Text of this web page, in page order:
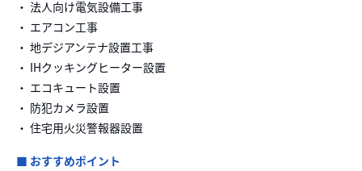
・ 法人向け電気設備工事
・ エアコン工事
・ 地デジアンテナ設置工事
・ IHクッキングヒーター設置
・ エコキュート設置
・ 防犯カメラ設置
・ 住宅用火災警報器設置
■ おすすめポイント